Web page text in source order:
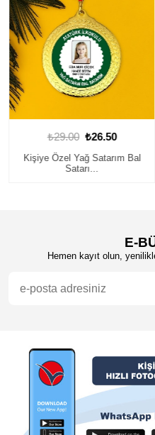
₺29.00 ₺26.50
Kişiye Özel Yağ Satarım Bal
Satarı...
E-
Hemen kayıt olun,